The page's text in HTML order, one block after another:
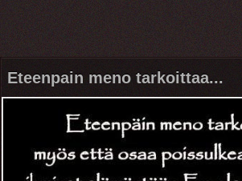
Eteenpain meno tarkoittaa...